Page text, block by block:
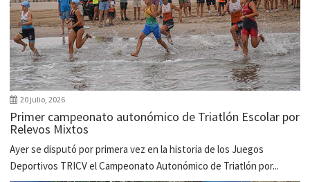
20 julio, 2026
Primer campeonato autonómico de Triatlón Escolar por
Relevos Mixtos
Ayer se disputó por primera vez en la historia de los Juegos
Deportivos TRICV el Campeonato Autonómico de Triatlón por...